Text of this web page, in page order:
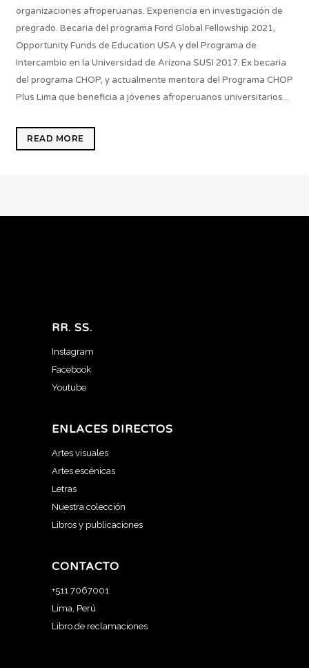
organizaciones afroperuanas. Experiencia en investigación de
pregrado. Becaria del programa Ford Global Fellowship 2021,
Opportunity Funds de Education USA y del Programa de
Intercambio en la Universidad de Arizona SUSI 2017. Ex becaria
del programa CHOP, y actualmente mentora del Programa CHOP
Plus Lima que beneficia a jóvenes afroperuanos universitarios...
READ MORE
RR. SS.
Instagram
Facebook
Youtube
ENLACES DIRECTOS
Artes visuales
Artes escénicas
Letras
Nuestra colección
Libros y publicaciones
CONTACTO
+511 7067001
Lima, Perú
Libro de reclamaciones